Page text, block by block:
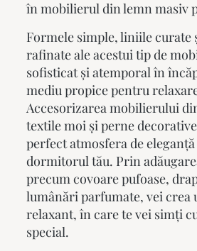
înmobilierul din lemn masiv
Formele simple, liniile curate
rafinate ale acestui tip de
sofisticat și atemporal în
mediu propice pentru
Accesorizarea mobilierului
textile moi și perne
perfect atmosfera de
dormitorul tău. Prin
precum covoare pufoase,
lumânări parfumate, vei crea
relaxant, în care te vei simți
special.